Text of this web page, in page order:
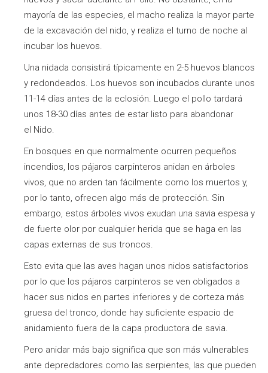
mayoría de las especies, el macho realiza la mayor parte
de la excavación del nido, y realiza el turno de noche al
incubar los huevos.
Una nidada consistirá típicamente en 2-5 huevos blancos
y redondeados. Los huevos son incubados durante unos
11-14 días antes de la eclosión. Luego el pollo tardará
unos 18-30 días antes de estar listo para abandonar
el Nido.
En bosques en que normalmente ocurren pequeños
incendios, los pájaros carpinteros anidan en árboles
vivos, que no arden tan fácilmente como los muertos y,
por lo tanto, ofrecen algo más de protección. Sin
embargo, estos árboles vivos exudan una savia espesa y
de fuerte olor por cualquier herida que se haga en las
capas externas de sus troncos.
Esto evita que las aves hagan unos nidos satisfactorios
por lo que los pájaros carpinteros se ven obligados a
hacer sus nidos en partes inferiores y de corteza más
gruesa del tronco, donde hay suficiente espacio de
anidamiento fuera de la capa productora de savia.
Pero anidar más bajo significa que son más vulnerables
ante depredadores como las serpientes, las que pueden